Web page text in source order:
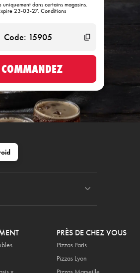
uniquement dans certains magasins.
23-03-27. Conditions
COMMANDEZ
PRÈS DE CHEZ VOUS
Pizzas Paris
Pizzas Lyon